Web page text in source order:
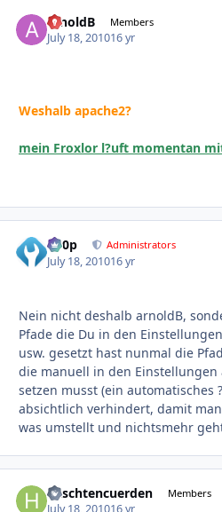
arnoldB Members
July 18, 201016 yr
Weshalb apache2?
mein Froxlor l?uft momentan
d00p Administrators
July 18, 201016 yr
Nein nicht deshalb arnoldB,
Pfade die Du in den
usw. gesetzt hast nunmal die
die manuell in den
setzen musst (ein automatisches
absichtlich verhindert, damit
was umstellt und nichtsmehr
haschtencuerden Members